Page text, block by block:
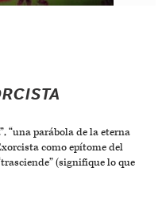
“una parábola de la eterna
como epítome del
(signifique lo que